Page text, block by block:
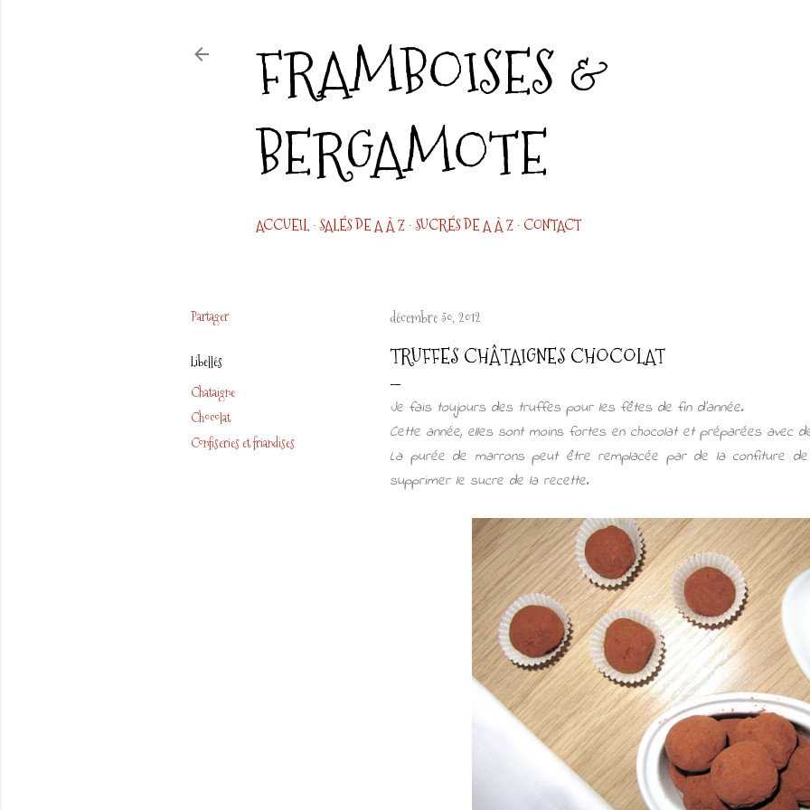
FRAMBOISES &
BERGAMOTE
ACCUEIL SALÉS DE A À Z SUCRÉS DE A À Z CONTACT
Partager
Libellés
Chataigne
Chocolat
Confiseries et friandises
décembre 30, 2012
TRUFFES CHÂTAIGNES CHOCOLAT
Je fais toujours des truffes pour les fêtes de fin d'année.
Cette année, elles sont moins fortes en chocolat et préparées avec
La purée de marrons peut être remplacée par de la confiture
supprimer le sucre de la recette.